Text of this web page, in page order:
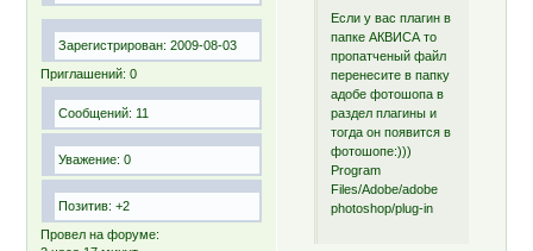
Зарегистрирован: 2009-08-03
Приглашений: 0
Сообщений: 11
Уважение: 0
Позитив: +2
Провел на форуме:
Если у вас плагин в
папке АКВИСА то
пропатченый файл
перенесите в папку
адобе фотошопа в
раздел плагины и
тогда он появится в
фотошопе:)))
Program
Files/Adobe/adobe
photoshop/plug-in